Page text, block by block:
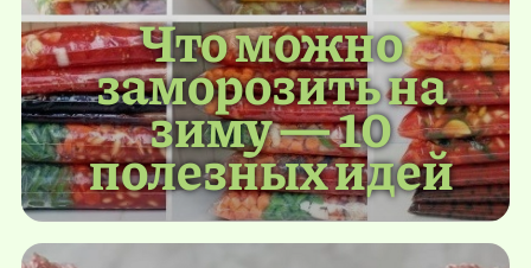
Что можно
заморозить на
зиму — 10
полезных идей